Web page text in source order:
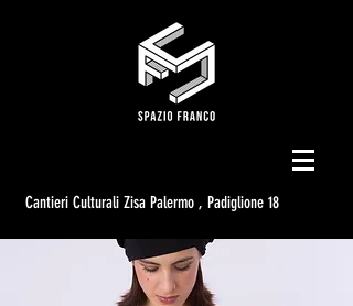
Cantieri Culturali Zisa Palermo , Padiglione 18